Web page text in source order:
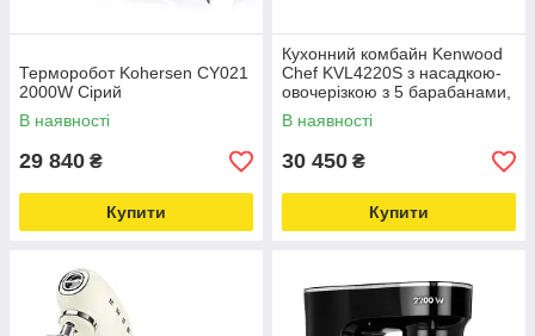
Терморобот Kohersen CY021
2000W Сірий
В наявності
29 840 ₴
Купити
Кухонний комбайн Kenwood
Chef KVL4220S з насадкою-
овочерізкою з 5 барабанами,
м&apos;ясорубкою з 3
решітками та глечиковим
В наявності
30 450 ₴
Купити